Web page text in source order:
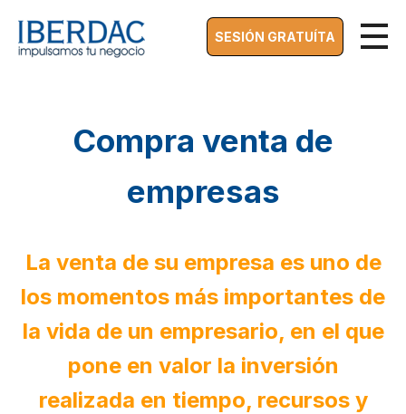
SESIÓN GRATUÍTA
Compra venta de
empresas
La venta de su empresa es uno de
los momentos más importantes de
la vida de un empresario, en el que
pone en valor la inversión
realizada en tiempo, recursos y